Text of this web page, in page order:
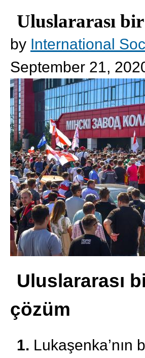
Uluslararası
by International
September 21,
Uluslararası
çözüm
1. Lukaşenka’nın